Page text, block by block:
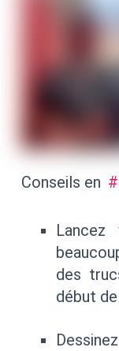
Conseils en
des
début